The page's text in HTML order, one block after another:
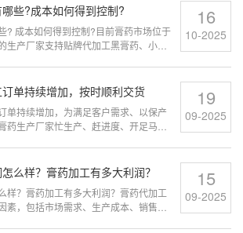
些?成本如何得到控制?
? 成本如何得到控制?目前膏药市场位于
生产厂家支持贴牌代加工黑膏药、小儿
16
10-2025
单持续增加，按时顺利交货
单持续增加，为满足客户需求、以保产
药生产厂家忙生产、赶进度、开足马
19
09-2025
么样？膏药加工有多大利润？
样？膏药加工有多大利润？膏药代加工
素，包括市场需求、生产成本、销售价
15
09-2025